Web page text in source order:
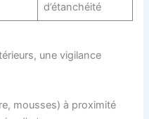
d’étanchéité
une vigilance
mousses) à proximité